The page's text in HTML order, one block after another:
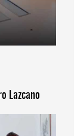
Lazcano